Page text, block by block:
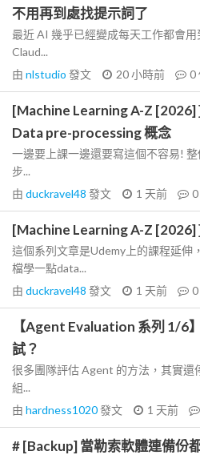
不用再到處找提示詞了
最近 AI 幾乎已經變成每天工作都會
Claud...
由 nlstudio 發文 20 小時前 0
[Machine Learning A-Z [2026]
Data pre-processing 概念
一邊要上課一邊還要寫這個不容易!
步...
由 duckravel48 發文 1 天前 0
[Machine Learning A-Z [2026]
這個系列文章是Udemy上的課程延伸
檔學一點data...
由 duckravel48 發文 1 天前 0
【Agent Evaluation 系列 1/6
試？
很多團隊評估 Agent 的方法，其實
組...
由 hardness1020發文 1 天前
# [Backup] 當勒索軟體連備份